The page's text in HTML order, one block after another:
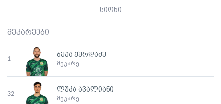
სიონი
მეკარეები
1
ბექა ქურდაძე
მეკარე
32
ლუკა ავალიანი
მეკარე